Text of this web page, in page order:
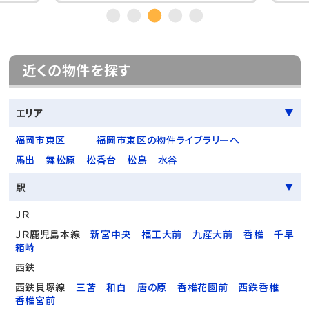
近くの物件を探す
エリア
福岡市東区
福岡市東区の物件ライブラリーへ
馬出
舞松原 松香台 松島
水谷
駅
ＪＲ
ＪＲ鹿児島本線
新宮中央 福工大前 九産大前 香椎
千早
箱崎
西鉄
西鉄貝塚線
三苫 和白 唐の原 香椎花園前
西鉄香椎
香椎宮前